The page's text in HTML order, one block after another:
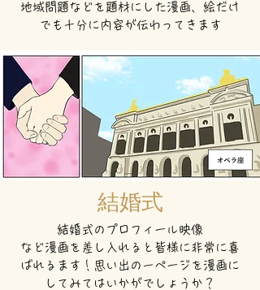
地域問題などを題材にした漫画、絵だけ
でも十分に内容が伝わってきます
結婚式
結婚式のプロフィール映像
など漫画を差し入れると皆様に非常に喜
ばれるます！思い出の一ページを漫画に
してみてはいかがでしょうか？